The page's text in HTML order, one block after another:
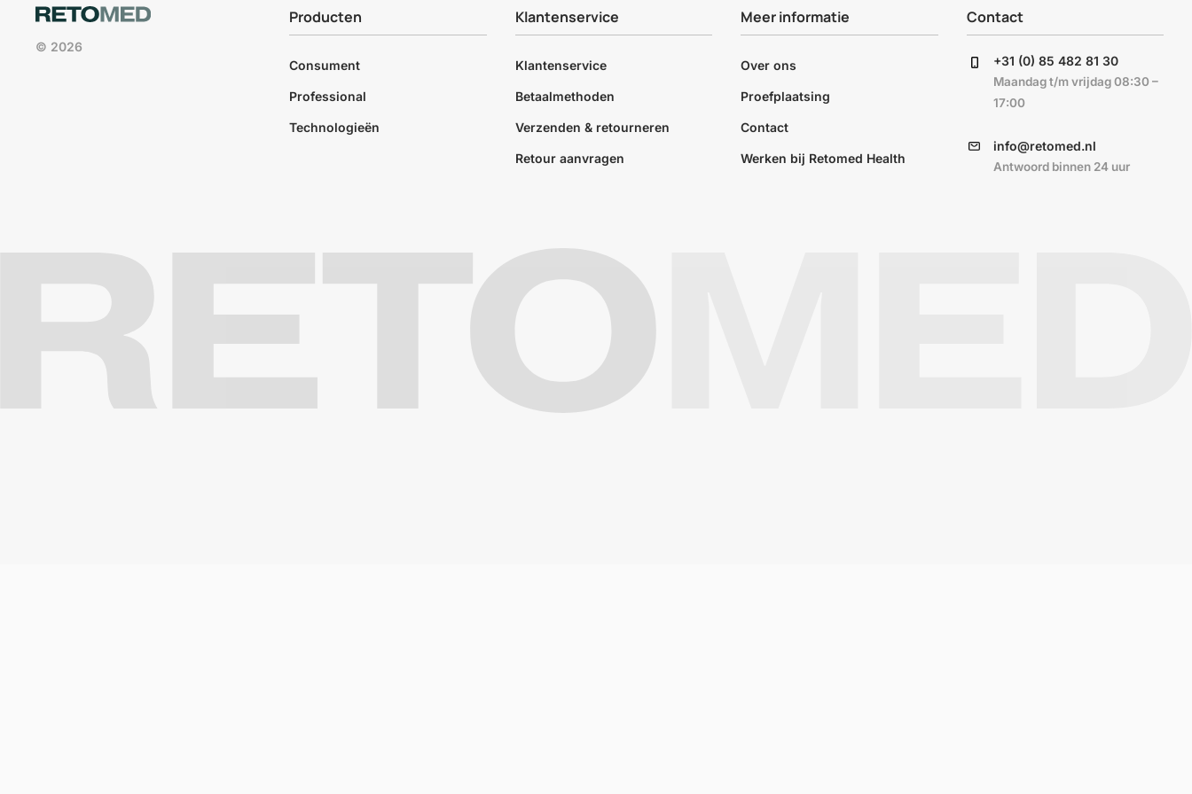
© 2026
Producten
Consument
Professional
Technologieën
Klantenservice
Klantenservice
Betaalmethoden
Verzenden & retourneren
Retour aanvragen
Meer informatie
Over ons
Proefplaatsing
Contact
Werken bij Retomed Health
Contact
+31 (0) 85 482 81 30
Maandag t/m vrijdag 08:30 –
17:00
info@retomed.nl
Antwoord binnen 24 uur